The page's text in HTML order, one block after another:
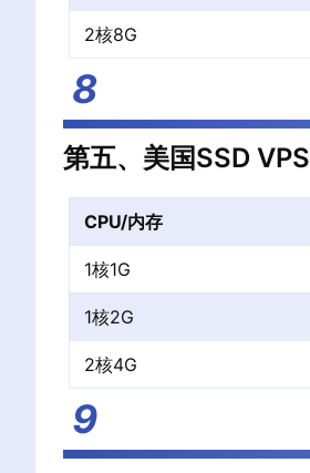
2核8G
第五、美国SSD VPS
CPU/内存
1核1G
1核2G
2核4G